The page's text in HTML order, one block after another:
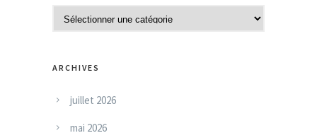
s
a
é
ARCHIVES
juillet 2026
mai 2026